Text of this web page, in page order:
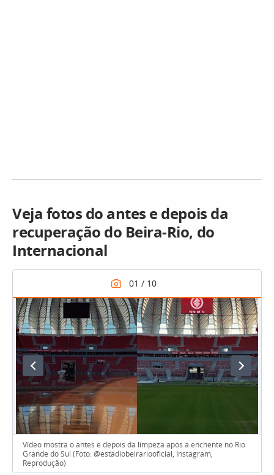
Veja fotos do antes e depois da
recuperação do Beira-Rio, do
Internacional
Vídeo mostra o antes e depois da limpeza após a enchente no Rio
Grande do Sul (Foto: @estadiobeirariooficial, Instagram,
Reprodução)